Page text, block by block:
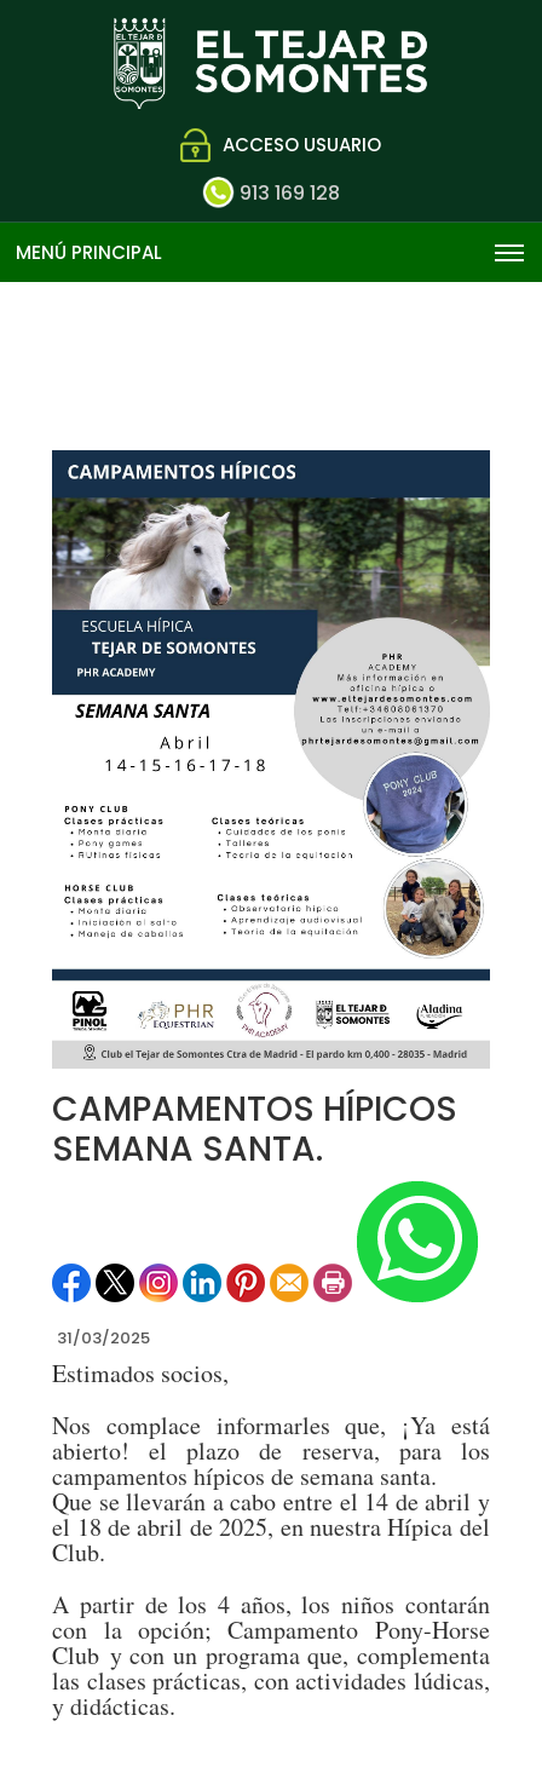
ACCESO USUARIO
913 169 128
MENÚ PRINCIPAL
CAMPAMENTOS HÍPICOS
SEMANA SANTA.
31/03/2025
Estimados socios,
Nos complace informarles que, ¡Ya está
abierto! el plazo de reserva, para los
campamentos hípicos de semana santa.
Que se llevarán a cabo entre el 14 de abril y
el 18 de abril de 2025, en nuestra Hípica del
Club.
A partir de los 4 años, los niños contarán
con la opción; Campamento Pony-Horse
Club y con un programa que, complementa
las clases prácticas, con actividades lúdicas,
y didácticas.